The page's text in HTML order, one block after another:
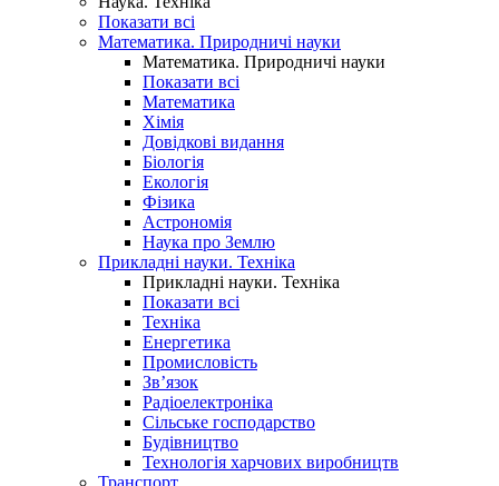
Показати всі
Математика. Природничі науки
Математика. Природничі науки
Показати всі
Математика
Хімія
Довідкові видання
Біологія
Екологія
Фізика
Астрономія
Наука про Землю
Прикладні науки. Техніка
Прикладні науки. Техніка
Показати всі
Техніка
Енергетика
Промисловість
Зв’язок
Радіоелектроніка
Сільське господарство
Будівництво
Технологія харчових виробництв
Транспорт